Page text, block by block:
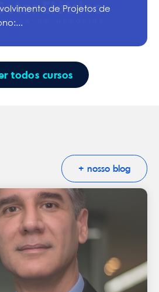
de Projetos de
todos cursos
+ nosso blog